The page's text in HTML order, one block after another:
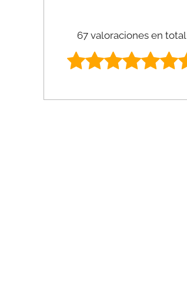
67 valoraciones en total